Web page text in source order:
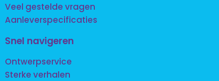
Veel gestelde vragen
Aanleverspecificaties
Snel navigeren
Ontwerpservice
Sterke verhalen